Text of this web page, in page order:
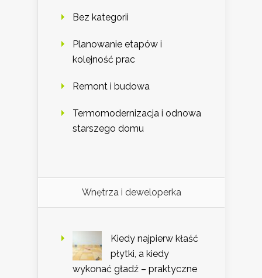
Bez kategorii
Planowanie etapów i
kolejność prac
Remont i budowa
Termomodernizacja i odnowa
starszego domu
Wnętrza i deweloperka
Kiedy najpierw kłaść
płytki, a kiedy
wykonać gładź – praktyczne